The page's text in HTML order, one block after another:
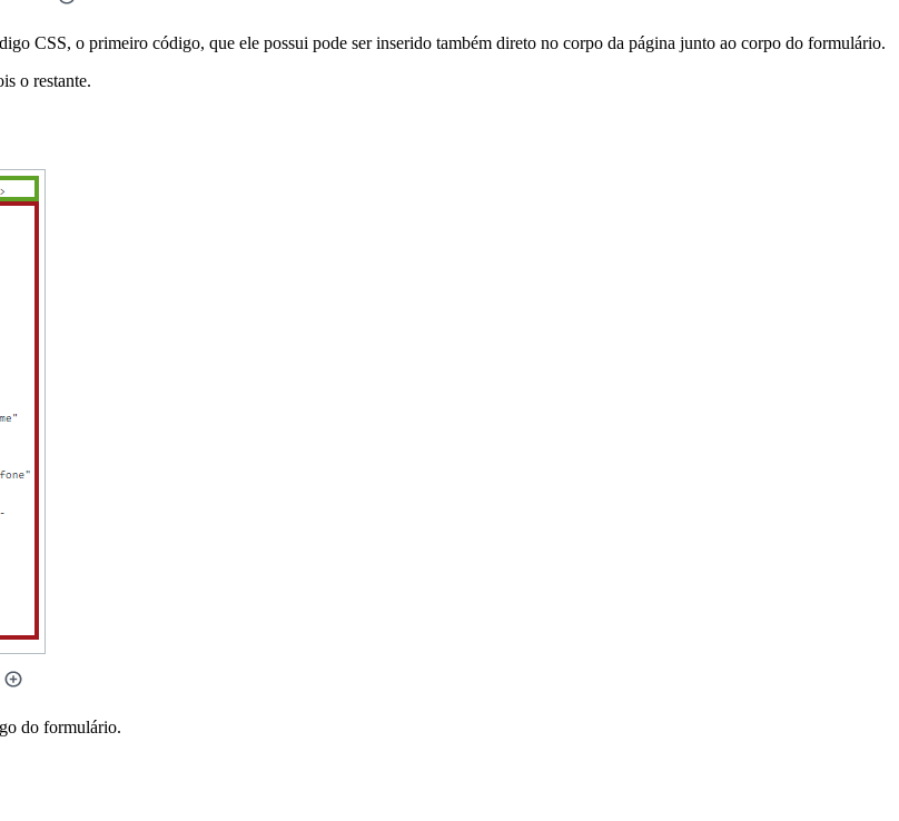
CSS, o primeiro código, que ele possui pode ser inserido também direto no corpo da página junto ao corpo do formulário.
o restante.
do formulário.